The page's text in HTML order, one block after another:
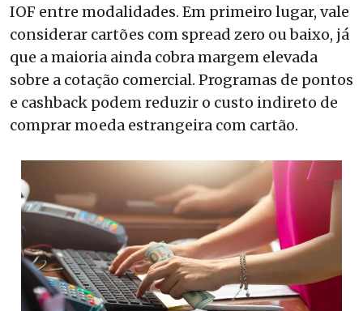
IOF entre modalidades. Em primeiro lugar, vale
considerar cartões com spread zero ou baixo, já
que a maioria ainda cobra margem elevada
sobre a cotação comercial. Programas de pontos
e cashback podem reduzir o custo indireto de
comprar moeda estrangeira com cartão.